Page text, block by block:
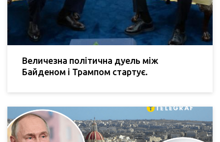
Величезна політична дуель між
Байденом і Трампом стартує.